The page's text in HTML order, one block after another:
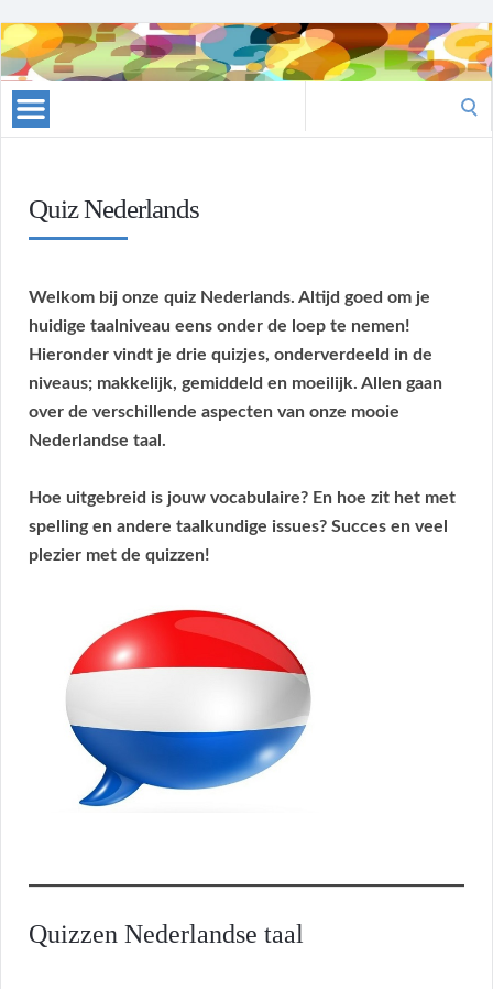
Raadsels
Quiz Nederlands
Welkom bij onze quiz Nederlands. Altijd goed om je
huidige taalniveau eens onder de loep te nemen!
Hieronder vindt je drie quizjes, onderverdeeld in de
niveaus; makkelijk, gemiddeld en moeilijk. Allen gaan
over de verschillende aspecten van onze mooie
Nederlandse taal.
Hoe uitgebreid is jouw vocabulaire? En hoe zit het met
spelling en andere taalkundige issues? Succes en veel
plezier met de quizzen!
Quizzen Nederlandse taal